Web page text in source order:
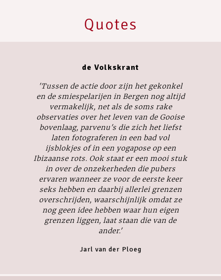
Quotes
de Volkskrant
'Tussen de actie door zijn het gekonkel
en de smiespelarijen in Bergen nog altijd
vermakelijk, net als de soms rake
observaties over het leven van de Gooise
bovenlaag, parvenu's die zich het liefst
laten fotograferen in een bad vol
ijsblokjes of in een yogapose op een
Ibizaanse rots. Ook staat er een mooi stuk
in over de onzekerheden die pubers
ervaren wanneer ze voor de eerste keer
seks hebben en daarbij allerlei grenzen
overschrijden, waarschijnlijk omdat ze
nog geen idee hebben waar hun eigen
grenzen liggen, laat staan die van de
ander.'
Jarl van der Ploeg